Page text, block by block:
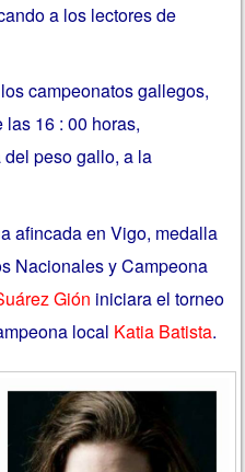
a los lectores de
campeonatos gallegos,
16 : 00 horas,
peso gallo, a la
afincada en Vigo, medalla
Nacionales y Campeona
Gión iniciara el torneo
local Katia Batista.